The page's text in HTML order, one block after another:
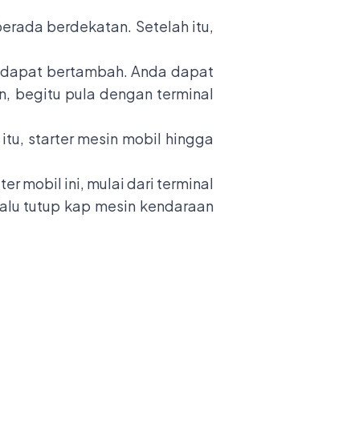
berdekatan. Setelah itu,
bertambah. Anda dapat
begitu pula dengan terminal
starter mesin mobil hingga
mobil ini, mulai dari terminal
tutup kap mesin kendaraan